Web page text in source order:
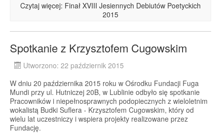
Czytaj więcej: Finał XVIII Jesiennych Debiutów Poetyckich
2015
Spotkanie z Krzysztofem Cugowskim
Utworzono: 22 październik 2015
W dniu 20 października 2015 roku w Ośrodku Fundacji Fuga
Mundi przy ul. Hutniczej 20B, w Lublinie odbyło się spotkanie
Pracowników i niepełnosprawnych podopiecznych z wieloletnim
wokalistą Budki Suflera - Krzysztofem Cugowskim, który od
wielu lat uczestniczy i wspiera projekty realizowane przez
Fundację.